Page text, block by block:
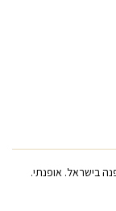
בישראל. אופנתי.